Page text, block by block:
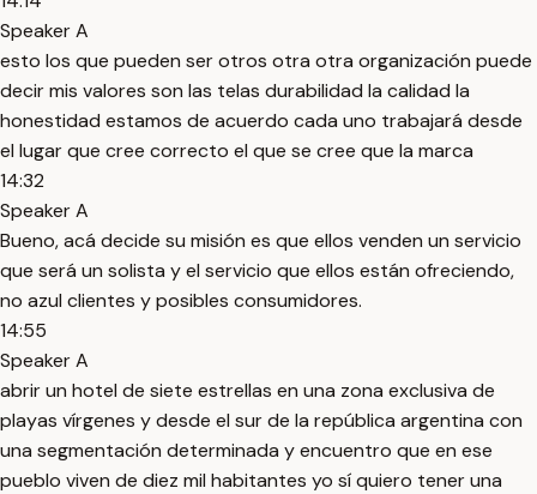
Speaker A
esto los que pueden ser otros otra otra organización puede
decir mis valores son las telas durabilidad la calidad la
honestidad estamos de acuerdo cada uno trabajará desde
el lugar que cree correcto el que se cree que la marca
14:32
Speaker A
Bueno, acá decide su misión es que ellos venden un servicio
que será un solista y el servicio que ellos están ofreciendo,
no azul clientes y posibles consumidores.
14:55
Speaker A
abrir un hotel de siete estrellas en una zona exclusiva de
playas vírgenes y desde el sur de la república argentina con
una segmentación determinada y encuentro que en ese
pueblo viven de diez mil habitantes yo sí quiero tener una